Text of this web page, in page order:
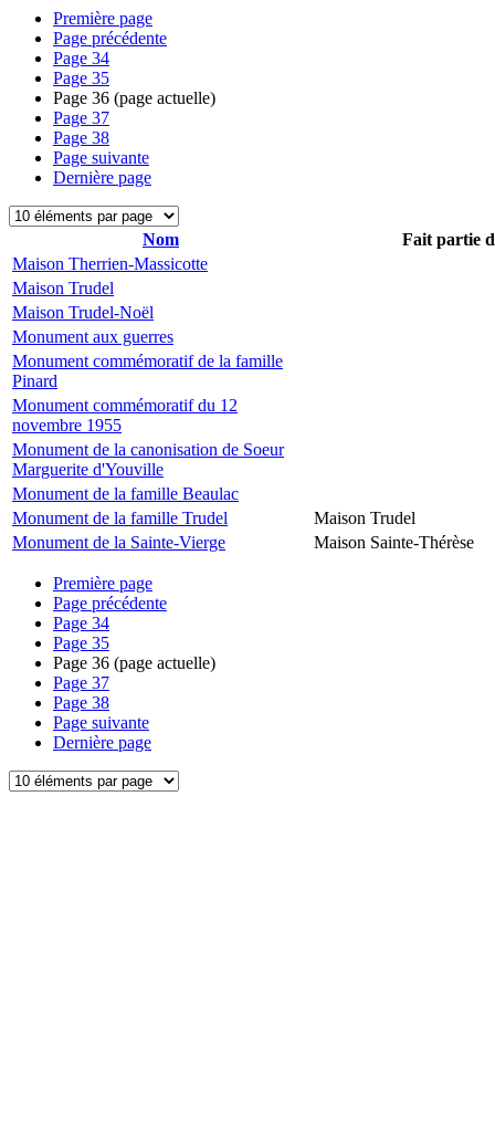
Première page
Page précédente
Page 34
Page 35
Page 36 (page actuelle)
Page 37
Page 38
Page suivante
Dernière page
Nom
Fait partie
Maison Therrien-Massicotte
Maison Trudel
Maison Trudel-Noël
Monument aux guerres
Monument commémoratif de la famille
Pinard
Monument commémoratif du 12
novembre 1955
Monument de la canonisation de Soeur
Marguerite d'Youville
Monument de la famille Beaulac
Monument de la famille Trudel
Maison Trudel
Monument de la Sainte-Vierge
Maison Sainte-Thérèse
Première page
Page précédente
Page 34
Page 35
Page 36 (page actuelle)
Page 37
Page 38
Page suivante
Dernière page